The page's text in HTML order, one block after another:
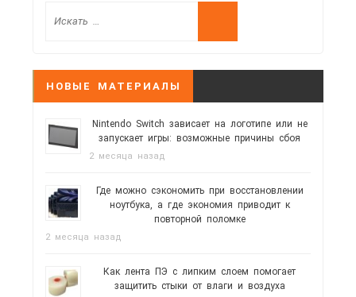
НОВЫЕ МАТЕРИАЛЫ
Nintendo Switch зависает на логотипе или не
запускает игры: возможные причины сбоя
2 месяца назад
Где можно сэкономить при восстановлении
ноутбука, а где экономия приводит к
повторной поломке
2 месяца назад
Как лента ПЭ с липким слоем помогает
защитить стыки от влаги и воздуха